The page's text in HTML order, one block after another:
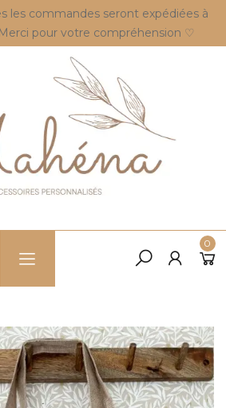
les commandes seront expédiées à
pour votre compréhension ♡
0